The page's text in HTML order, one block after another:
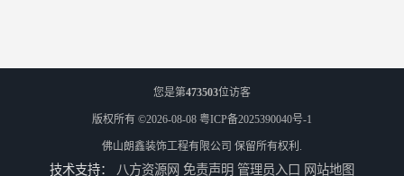
您是第473503位访客
版权所有 ©2026-08-08 粤ICP备2025390040号-1
佛山朗鑫装饰工程有限公司 保留所有权利.
技术支持： 八方资源网 免责声明 管理员入口 网站地图